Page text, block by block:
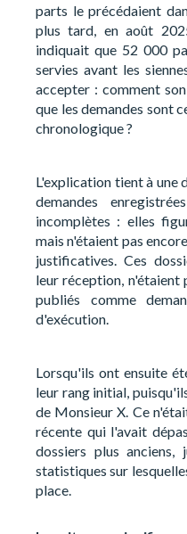
parts le précédaient
plus tard, en août
indiquait que 52 000
servies avant les
accepter : comment
que les demandes sont
chronologique ?
L'explication tient à une
demandes
incomplètes : elles
mais n'étaient pas
justificatives. Ces
leur réception, n'étaient
publiés comme
d'exécution.
Lorsqu'ils ont ensuite
leur rang initial,
de Monsieur X. Ce
récente qui l'avait
dossiers plus anciens,
statistiques sur
place.